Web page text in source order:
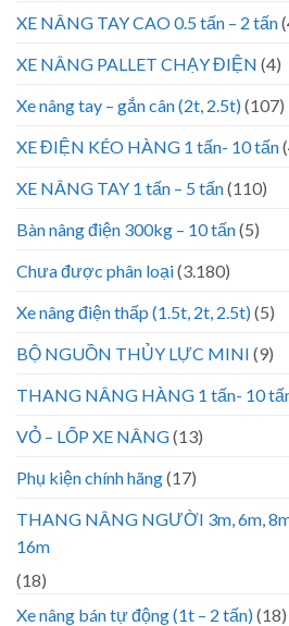
XE NÂNG TAY CAO 0.5 tấn – 2 tấn
XE NÂNG PALLET CHẠY ĐIỆN (4)
Xe nâng tay – gắn cân (2t, 2.5t)(107)
XE ĐIỆN KÉO HÀNG 1 tấn- 10 tấn
XE NÂNG TAY 1 tấn – 5 tấn(110)
Bàn nâng điện 300kg – 10 tấn(5)
Chưa được phân loại(3.180)
Xe nâng điện thấp (1.5t, 2t, 2.5t)(5)
BỘ NGUỒN THỦY LỰC MINI (9)
THANG NÂNG HÀNG 1 tấn- 10
VỎ – LỐP XE NÂNG(13)
Phụ kiện chính hãng(17)
THANG NÂNG NGƯỜI 3m, 6m,
16m
(18)
Xe nâng bán tự động (1t – 2 tấn)(18)